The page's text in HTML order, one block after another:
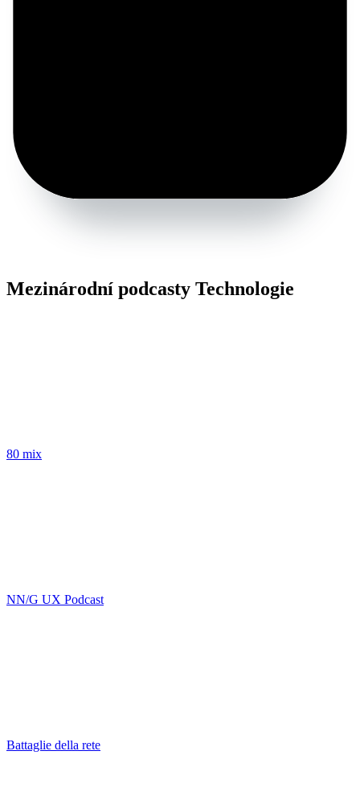
Mezinárodní podcasty Technologie
80 mix
NN/G UX Podcast
Battaglie della rete